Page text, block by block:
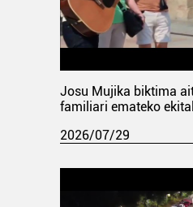
Josu Mujika biktima
familiari emateko
2026/07/29